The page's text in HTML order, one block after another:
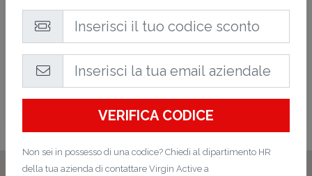
VERIFICA CODICE
Non sei in possesso di una codice? Chiedi al dipartimento HR
della tua azienda di contattare Virgin Active a
Firenze Rovezzano
Via Generale C. A. Dalla Chiesa, 11 - Firenze
Tutte le attività termineranno 30 minuti prima dell'orario di